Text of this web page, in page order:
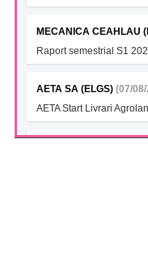
MECANICA CEAHLAU
Raport semestrial S1
AETA SA (ELGS) (07/
AETA Start Livrari